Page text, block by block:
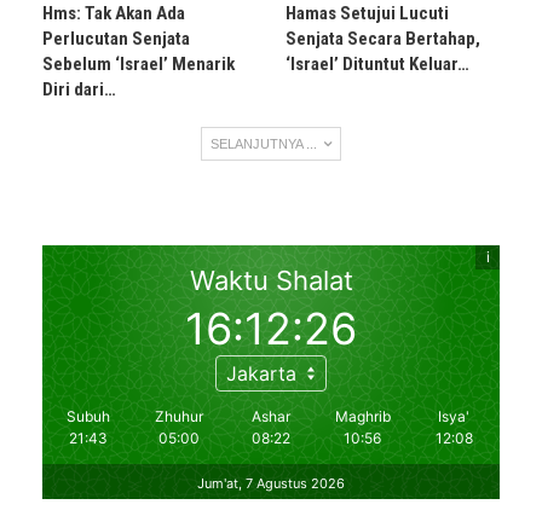
Hms: Tak Akan Ada
Perlucutan Senjata
Sebelum ‘Israel’ Menarik
Diri dari…
Hamas Setujui Lucuti
Senjata Secara Bertahap,
‘Israel’ Dituntut Keluar…
SELANJUTNYA ...